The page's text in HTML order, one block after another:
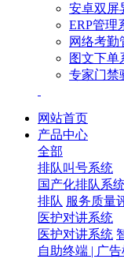
安卓双屏
ERP管理
网络考勤
图文下单
专家门禁
网站首页
产品中心
全部
排队叫号系统
国产化排队系
排队 服务质量
医护对讲系统
医护对讲系统
自助终端 | 广